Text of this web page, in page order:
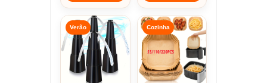
Verão Cozinha